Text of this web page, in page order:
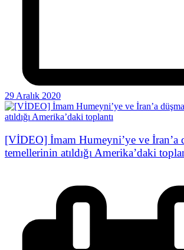
29 Aralık 2020
[VİDEO] İmam Humeyni’ye ve İran’a
temellerinin atıldığı Amerika’daki